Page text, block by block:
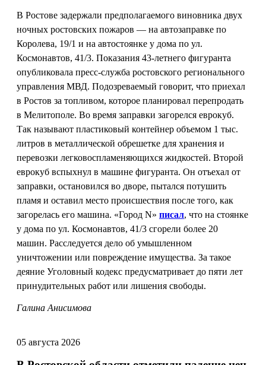
В Ростове задержали предполагаемого виновника двух
ночных ростовских пожаров — на автозаправке по
Королева, 19/1 и на автостоянке у дома по ул.
Космонавтов, 41/3. Показания 43-летнего фигуранта
опубликовала пресс-служба ростовского регионального
управления МВД. Подозреваемый говорит, что приехал
в Ростов за топливом, которое планировал перепродать
в Мелитополе. Во время заправки загорелся еврокуб.
Так называют пластиковый контейнер объемом 1 тыс.
литров в металлической обрешетке для хранения и
перевозки легковоспламеняющихся жидкостей. Второй
еврокуб вспыхнул в машине фигуранта. Он отъехал от
заправки, остановился во дворе, пытался потушить
пламя и оставил место происшествия после того, как
загорелась его машина. «Город N» писал, что на стоянке
у дома по ул. Космонавтов, 41/3 сгорели более 20
машин. Расследуется дело об умышленном
уничтожении или повреждение имущества. За такое
деяние Уголовный кодекс предусматривает до пяти лет
принудительных работ или лишения свободы.
Галина Анисимова
05 августа 2026